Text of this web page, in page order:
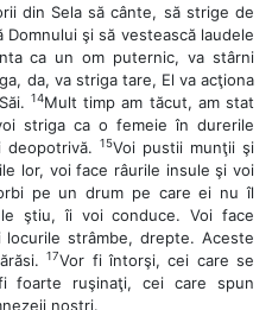
din Sela să cânte, să strige de
Domnului şi să vestească laudele
ca un om puternic, va stârni
da, va striga tare, El va acţiona
14Mult timp am tăcut, am stat
striga ca o femeie în durerile
deopotrivă.
15Voi pustii munţii şi
lor, voi face râurile insule şi voi
pe un drum pe care ei nu îl
ştiu, îi voi conduce. Voi face
strâmbe, drepte. Aceste
17Vor fi întorşi, cei care se
foarte ruşinaţi, cei care spun
noştri.